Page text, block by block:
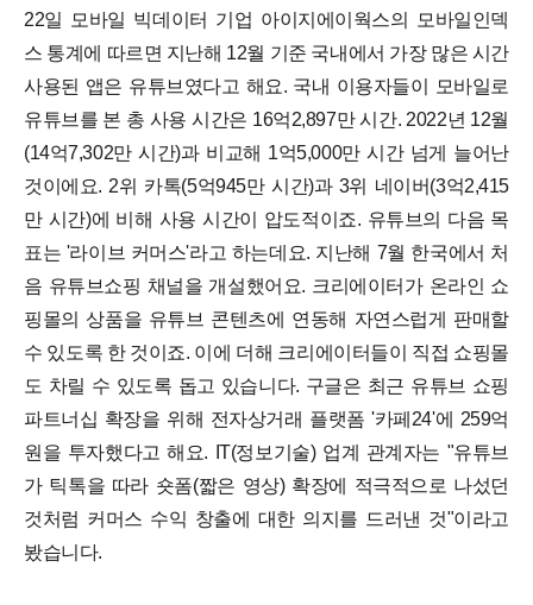
22일 모바일 빅데이터 기업 아이지에이웍스의 모바일인덱
스 통계에 따르면 지난해 12월 기준 국내에서 가장 많은 시간
사용된 앱은 유튜브였다고 해요. 국내 이용자들이 모바일로
유튜브를 본 총 사용 시간은 16억2,897만 시간. 2022년 12월
(14억7,302만 시간)과 비교해 1억5,000만 시간 넘게 늘어난
것이에요. 2위 카톡(5억945만 시간)과 3위 네이버(3억2,415
만 시간)에 비해 사용 시간이 압도적이죠. 유튜브의 다음 목
표는 '라이브 커머스'라고 하는데요. 지난해 7월 한국에서 처
음 유튜브쇼핑 채널을 개설했어요. 크리에이터가 온라인 쇼
핑몰의 상품을 유튜브 콘텐츠에 연동해 자연스럽게 판매할
수 있도록 한 것이죠. 이에 더해 크리에이터들이 직접 쇼핑몰
도 차릴 수 있도록 돕고 있습니다. 구글은 최근 유튜브 쇼핑
파트너십 확장을 위해 전자상거래 플랫폼 '카페24'에 259억
원을 투자했다고 해요. IT(정보기술) 업계 관계자는 "유튜브
가 틱톡을 따라 숏폼(짧은 영상) 확장에 적극적으로 나섰던
것처럼 커머스 수익 창출에 대한 의지를 드러낸 것"이라고
봤습니다.